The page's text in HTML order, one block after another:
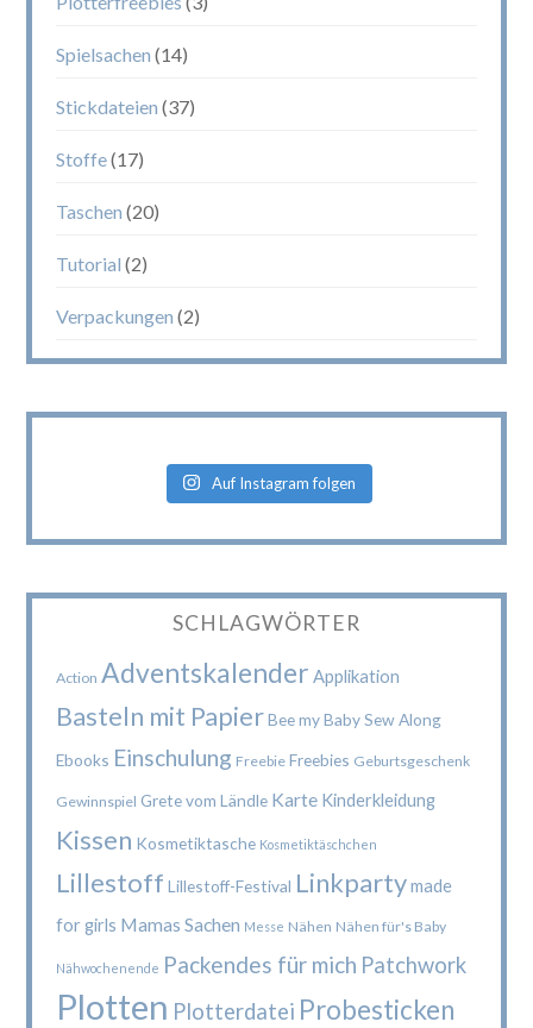
Spielsachen (14)
Stickdateien (37)
Stoffe(17)
Taschen (20)
Tutorial (2)
Verpackungen (2)
Auf Instagram folgen
SCHLAGWÖRTER
Action Adventskalender Applikation
Basteln mit Papier Bee my Baby Sew Along
Ebooks Einschulung Freebie Freebies Geburtsgeschenk
Gewinnspiel Grete vom Ländle Karte Kinderkleidung
Kissen Kosmetiktasche Kosmetiktäschchen
Lillestoff Lillestoff-Festival Linkpartymade
for girls Mamas Sachen Messe Nähen Nähen für's Baby
Nähwochenende Packendes für mich Patchwork
Plotten Plotterdatei Probesticken